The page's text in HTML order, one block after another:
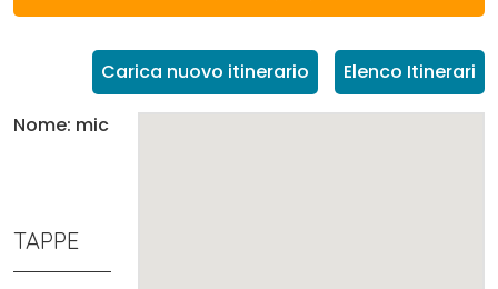
Carica nuovo itinerario Elenco Itinerari
Nome: mic
TAPPE